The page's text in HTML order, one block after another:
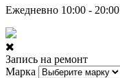
Ежедневно 10:00 - 20:00
Запись на ремонт
Марка